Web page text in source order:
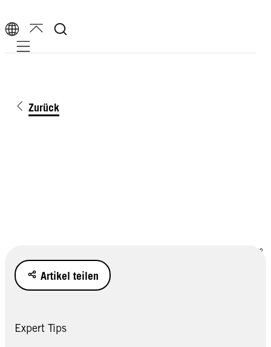
Mobile navigation
Zurück
Artikel teilen
Expert Tips